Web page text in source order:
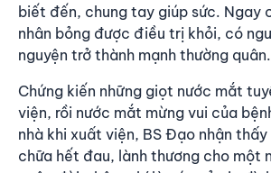
biết đến, chung tay giúp sức. Ngay
nhân bỏng được điều trị khỏi, có
nguyện trở thành mạnh thường quân.
Chứng kiến những giọt nước mắt
viện, rồi nước mắt mừng vui của
nhà khi xuất viện, BS Đạo nhận
chữa hết đau, lành thương cho một